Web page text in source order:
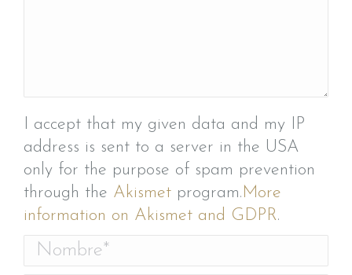
I accept that my given data and my IP
address is sent to a server in the USA
only for the purpose of spam prevention
through the Akismet program.More
information on Akismet and GDPR.
Nombre *